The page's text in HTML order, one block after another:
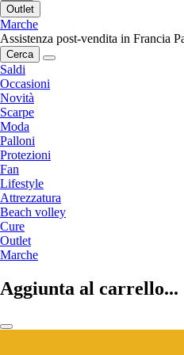
Outlet
Marche
Assistenza post-vendita in Francia
Cerca
Saldi
Occasioni
Novità
Scarpe
Moda
Palloni
Protezioni
Fan
Lifestyle
Attrezzatura
Beach volley
Cure
Outlet
Marche
Aggiunta al carrello...